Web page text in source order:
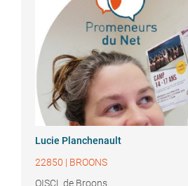
Lucie Planchenault
22850 | BROONS
OISCL de Broons